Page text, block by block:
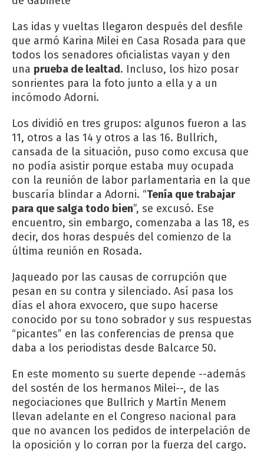
Las idas y vueltas llegaron después del desfile
que armó Karina Milei en Casa Rosada para que
todos los senadores oficialistas vayan y den
una prueba de lealtad. Incluso, los hizo posar
sonrientes para la foto junto a ella y a un
incómodo Adorni.
Los dividió en tres grupos: algunos fueron a las
11, otros a las 14 y otros a las 16. Bullrich,
cansada de la situación, puso como excusa que
no podía asistir porque estaba muy ocupada
con la reunión de labor parlamentaria en la que
buscaría blindar a Adorni. “Tenía que trabajar
para que salga todo bien”, se excusó. Ese
encuentro, sin embargo, comenzaba a las 18, es
decir, dos horas después del comienzo de la
última reunión en Rosada.
Jaqueado por las causas de corrupción que
pesan en su contra y silenciado. Así pasa los
días el ahora exvocero, que supo hacerse
conocido por su tono sobrador y sus respuestas
“picantes” en las conferencias de prensa que
daba a los periodistas desde Balcarce 50.
En este momento su suerte depende --además
del sostén de los hermanos Milei--, de las
negociaciones que Bullrich y Martín Menem
llevan adelante en el Congreso nacional para
que no avancen los pedidos de interpelación de
la oposición y lo corran por la fuerza del cargo.